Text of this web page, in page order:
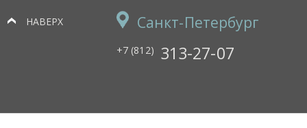
НАВЕРХ Санкт-Петербург
+7 (812) 313-27-07